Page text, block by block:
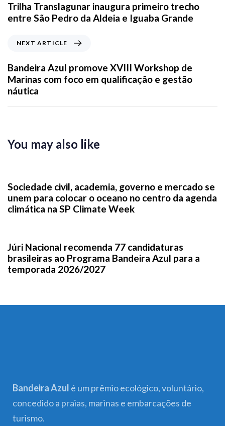
Trilha Translagunar inaugura primeiro trecho
entre São Pedro da Aldeia e Iguaba Grande
NEXT ARTICLE
Bandeira Azul promove XVIII Workshop de
Marinas com foco em qualificação e gestão
náutica
You may also like
Sociedade civil, academia, governo e mercado se
unem para colocar o oceano no centro da agenda
climática na SP Climate Week
Júri Nacional recomenda 77 candidaturas
brasileiras ao Programa Bandeira Azul para a
temporada 2026/2027
Bandeira Azul é um prêmio ecológico, voluntário,
concedido a praias, marinas e embarcações de
turismo.